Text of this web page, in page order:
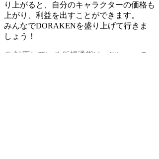
り上がると、自分のキャラクターの価格も
上がり、利益を出すことができます。
みんなでDORAKENを盛り上げて行きま
しょう！
※ 対応している仮想通貨は、Ethereumの